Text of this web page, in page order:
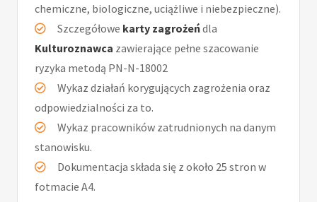
chemiczne, biologiczne, uciążliwe i niebezpieczne).
Szczegółowe karty zagrożeńdla
Kulturoznawca zawierające pełne szacowanie
ryzyka metodą PN-N-18002
Wykaz działań korygujących zagrożenia oraz
odpowiedzialności za to.
Wykaz pracowników zatrudnionych na danym
stanowisku.
Dokumentacja składa się z około 25 stron w
fotmacie A4.